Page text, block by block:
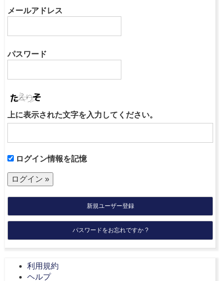
メールアドレス
パスワード
上に表示された文字を入力してください。
ログイン情報を記憶
新規ユーザー登録
パスワードをお忘れですか ?
利用規約
ヘルプ